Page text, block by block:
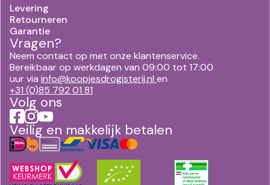
Levering
Retourneren
Garantie
Vragen?
Neem contact op met onze klantenservice.
Bereikbaar op werkdagen van 09:00 tot 17:00
uur via info@koopjesdrogisterij.nl en
+31 (0)85 792 01 81
Volg ons
Veilig en makkelijk betalen